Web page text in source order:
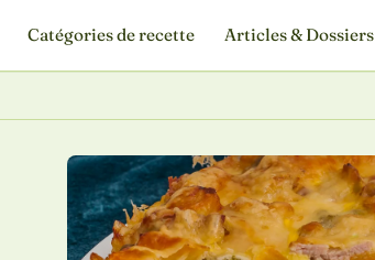
Catégories de recette Articles & Dossiers